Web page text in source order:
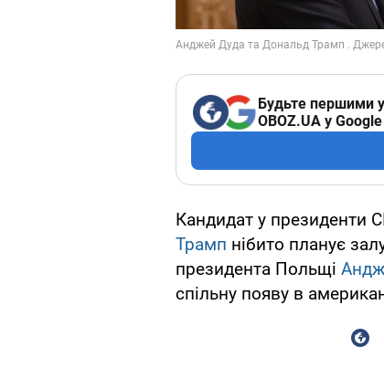
Будьте першими
OBOZ.UA у Google
Кандидат у президенти
Трамп нібито планує
президента Польщі
спільну появу в